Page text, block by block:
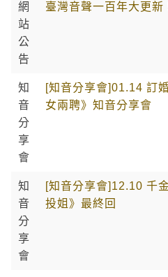
網
站
公
告
臺灣音聲一百年大更新
知
音
分
享
會
[知音分享會]01.14 訂
女兩聘》知音分享會
知
音
分
享
會
[知音分享會]12.10 千
投姐》最終回